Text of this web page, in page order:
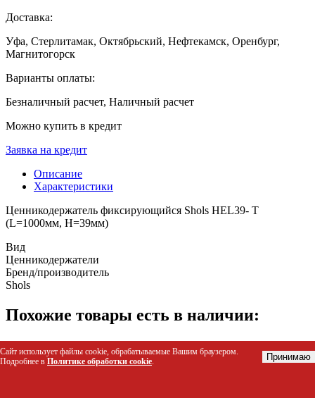
Доставка:
Уфа, Стерлитамак, Октябрьский, Нефтекамск, Оренбург,
Магнитогорск
Варианты оплаты:
Безналичный расчет, Наличный расчет
Можно купить в кредит
Заявка на кредит
Описание
Характеристики
Ценникодержатель фиксирующийся Shols HEL39- Т
(L=1000мм, H=39мм)
Вид
Ценникодержатели
Бренд/производитель
Shols
Похожие товары есть в наличии:
Ценникодержатель двухпозиционный LST60 длина 1238 мм.,
цвет прозрачный
Сайт использует файлы cookie, обрабатываемые Вашим браузером.
Подробнее в Политике обработки cookie. Принимаю